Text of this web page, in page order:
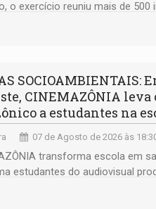
o exercício reuniu mais de 500
SOCIOAMBIENTAIS:
CINEMAZÔNIA
a estudantes na
07 de Agosto de 2026 às
transforma escola em
estudantes do audiovisual